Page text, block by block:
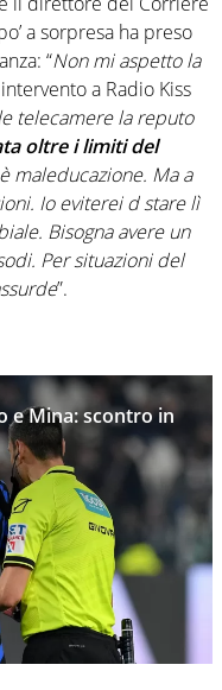
a sorpresa ha preso
“Non mi aspetto la
a Radio Kiss
telecamere la reputo
oltre i limiti del
maleducazione. Ma a
Io eviterei d stare lì
Bisogna avere un
Per situazioni del
”.
e Mina: scontro in